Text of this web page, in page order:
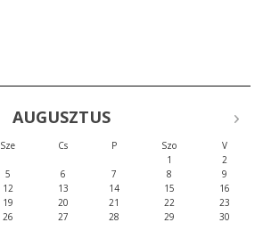
AUGUSZTUS
Sze Cs P Szo
V
1
2
5 6 7 8
9
12 13 14 15
16
19 20 21 22
23
26 27 28 29
30